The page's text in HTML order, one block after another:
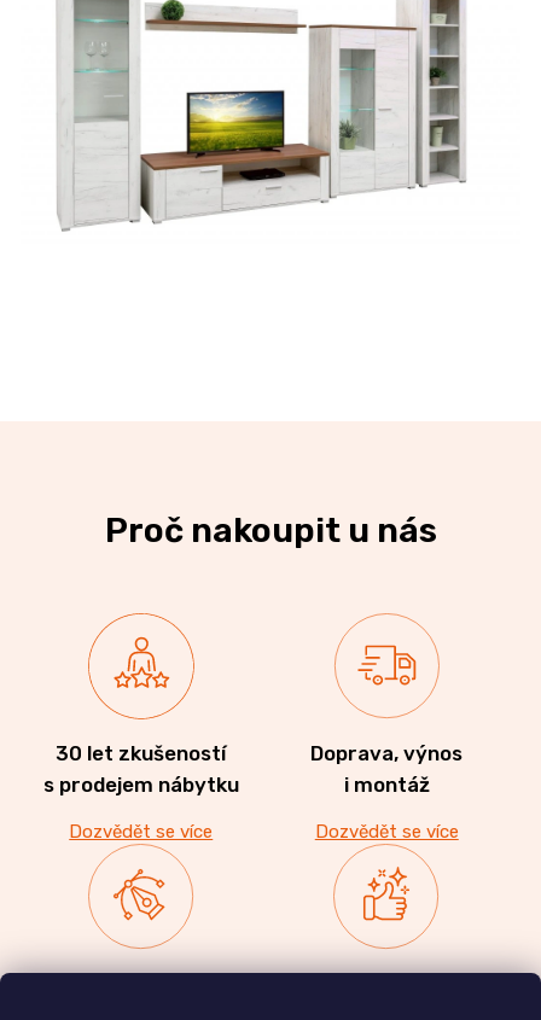
Proč nakoupit u nás
30 let zkušeností
s prodejem nábytku
Dozvědět se více
Doprava, výnos
i montáž
Dozvědět se více